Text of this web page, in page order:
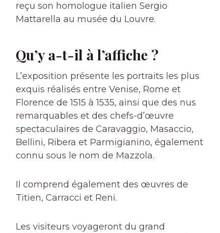
reçu son homologue italien Sergio
Mattarella au musée du Louvre.
Qu’y a-t-il à l’affiche ?
L’exposition présente les portraits les plus
exquis réalisés entre Venise, Rome et
Florence de 1515 à 1535, ainsi que des nus
remarquables et des chefs-d’œuvre
spectaculaires de Caravaggio, Masaccio,
Bellini, Ribera et Parmigianino, également
connu sous le nom de Mazzola.
Il comprend également des œuvres de
Titien, Carracci et Reni.
Les visiteurs voyageront du grand